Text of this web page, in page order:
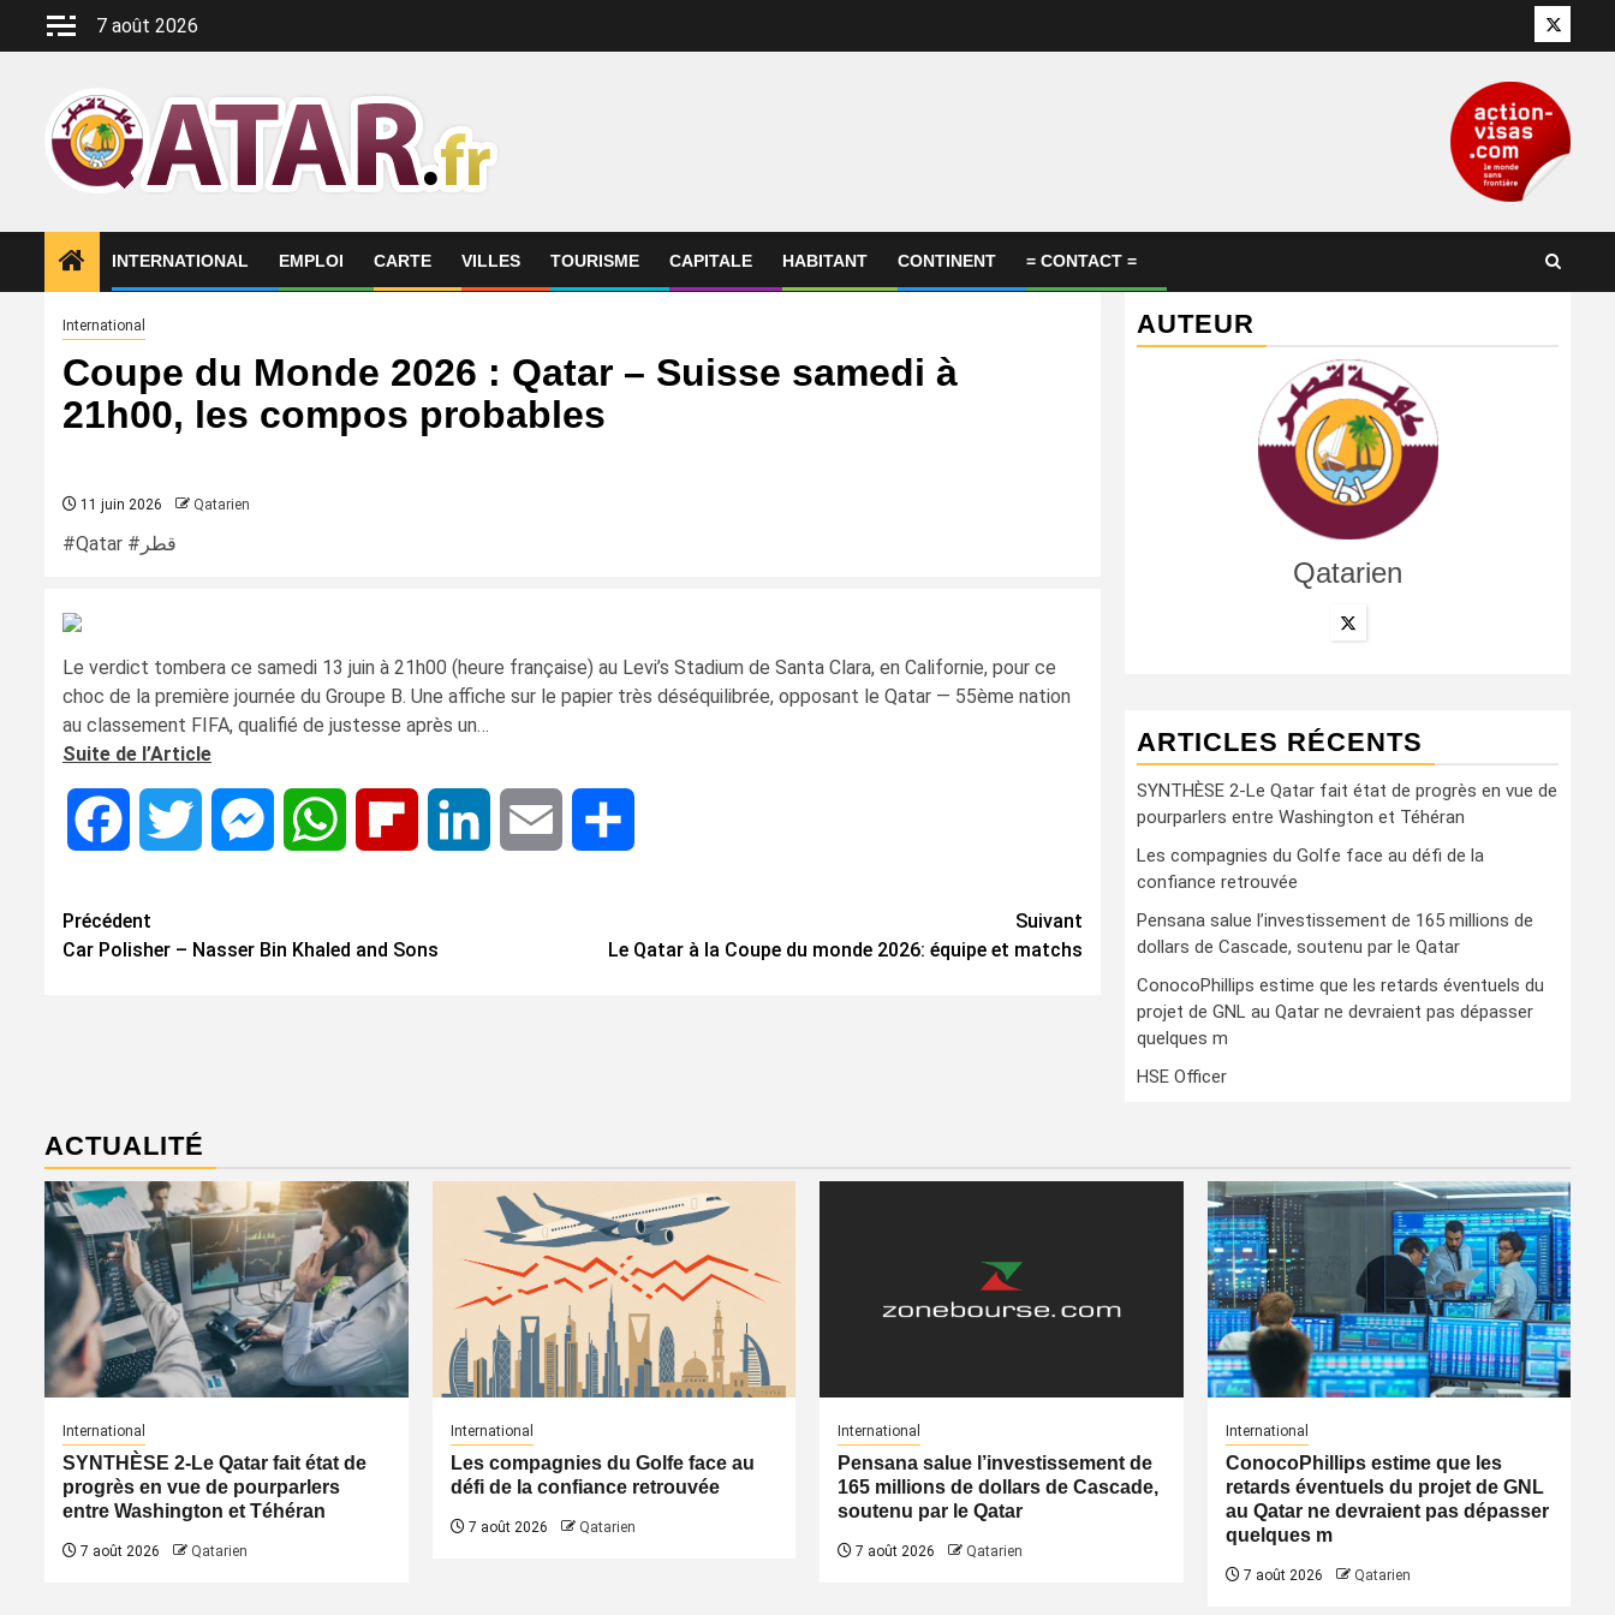
7 août 2026 Twitter
INTERNATIONAL EMPLOI CARTE VILLES TOURISME CAPITALE HABITANT CONTINENT = CONTACT =
International
Coupe du Monde 2026 : Qatar – Suisse samedi à
21h00, les compos probables
11 juin 2026 Qatarien
#Qatar #قطر
Le verdict tombera ce samedi 13 juin à 21h00 (heure française) au Levi’s Stadium de Santa Clara, en Californie, pour ce
choc de la première journée du Groupe B. Une affiche sur le papier très déséquilibrée, opposant le Qatar — 55ème nation
au classement FIFA, qualifié de justesse après un…
Suite de l’Article
Facebook Twitter MessengerWhatsApp Flipboard LinkedIn Email
Navigation
d’article
Précédent
Car Polisher – Nasser Bin Khaled and Sons
Suivant
Le Qatar à la Coupe du monde 2026: équipe et matchs
AUTEUR
Qatarien
ARTICLES RÉCENTS
SYNTHÈSE 2-Le Qatar fait état de progrès en vue de
pourparlers entre Washington et Téhéran
Les compagnies du Golfe face au défi de la
confiance retrouvée
Pensana salue l’investissement de 165 millions de
dollars de Cascade, soutenu par le Qatar
ConocoPhillips estime que les retards éventuels du
projet de GNL au Qatar ne devraient pas dépasser
quelques m
HSE Officer
ACTUALITÉ
International
SYNTHÈSE 2-Le Qatar fait état de
progrès en vue de pourparlers
entre Washington et Téhéran
7 août 2026 Qatarien
International
Les compagnies du Golfe face au
défi de la confiance retrouvée
7 août 2026 Qatarien
International
Pensana salue l’investissement de
165 millions de dollars de Cascade,
soutenu par le Qatar
7 août 2026 Qatarien
International
ConocoPhillips estime que les
retards éventuels du projet de GNL
au Qatar ne devraient pas dépasser
quelques m
7 août 2026 Qatarien